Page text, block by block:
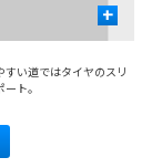
+
い道ではタイヤのスリ
ト。